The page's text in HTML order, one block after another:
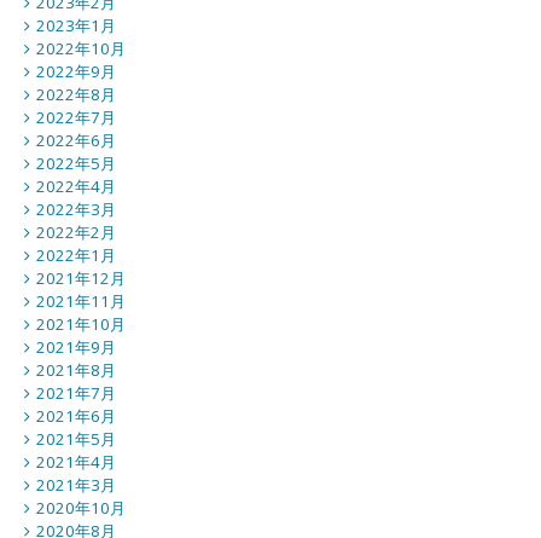
2023年1月
2022年10月
2022年9月
2022年8月
2022年7月
2022年6月
2022年5月
2022年4月
2022年3月
2022年2月
2022年1月
2021年12月
2021年11月
2021年10月
2021年9月
2021年8月
2021年7月
2021年6月
2021年5月
2021年4月
2021年3月
2020年10月
2020年8月